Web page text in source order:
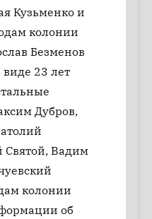
Кузьменко и
колонии
Безменов
23 лет
Дубров,
Вадим
колонии
об